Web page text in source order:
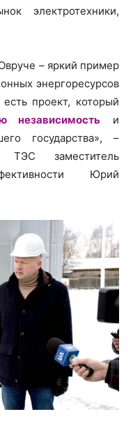
электротехники,
– яркий пример
энергоресурсов
проект, который
независимость и
государства», –
ТЭС заместитель
Юрий